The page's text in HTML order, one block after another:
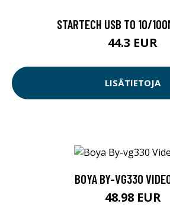
STARTECH USB TO 10/
44.3 EUR
LISÄTIETOJA
BOYA BY-VG330
48.98 EUR